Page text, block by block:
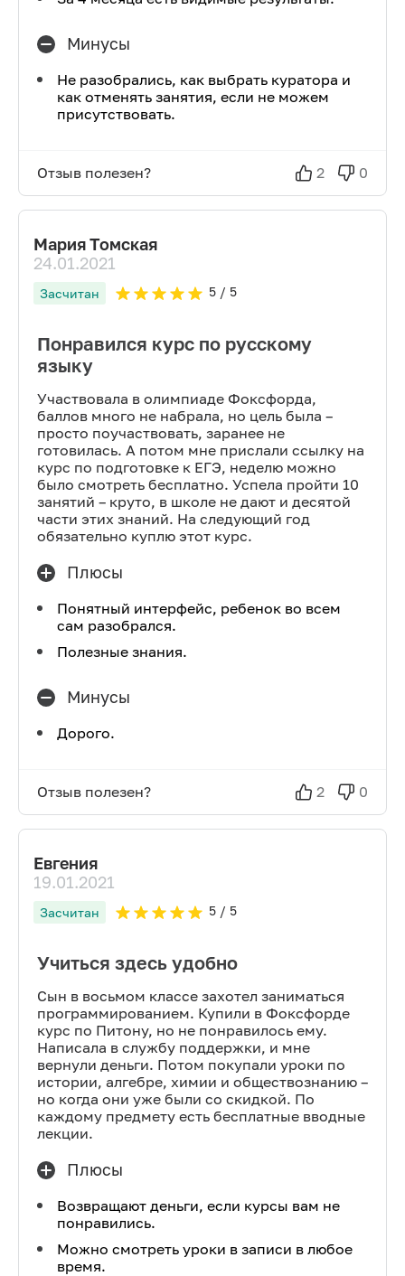
Минусы
Не разобрались, как выбрать куратора и
как отменять занятия, если не можем
присутствовать.
Отзыв полезен? 2 0
Мария Томская
24.01.2021
Засчитан 5/ 5
Понравился курс по русскому
языку
Участвовала в олимпиаде Фоксфорда,
баллов много не набрала, но цель была –
просто поучаствовать, заранее не
готовилась. А потом мне прислали ссылку на
курс по подготовке к ЕГЭ, неделю можно
было смотреть бесплатно. Успела пройти 10
занятий – круто, в школе не дают и десятой
части этих знаний. На следующий год
обязательно куплю этот курс.
Плюсы
Понятный интерфейс, ребенок во всем
сам разобрался.
Полезные знания.
Минусы
Дорого.
Отзыв полезен? 2 0
Евгения
19.01.2021
Засчитан 5/ 5
Учиться здесь удобно
Сын в восьмом классе захотел заниматься
программированием. Купили в Фоксфорде
курс по Питону, но не понравилось ему.
Написала в службу поддержки, и мне
вернули деньги. Потом покупали уроки по
истории, алгебре, химии и обществознанию –
но когда они уже были со скидкой. По
каждому предмету есть бесплатные вводные
лекции.
Плюсы
Возвращают деньги, если курсы вам не
понравились.
Можно смотреть уроки в записи в любое
время.